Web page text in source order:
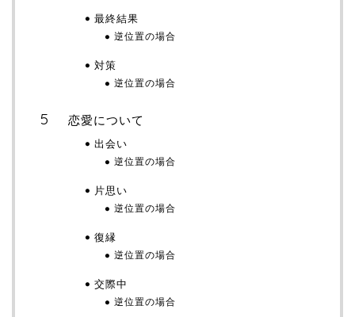
最終結果
逆位置の場合
対策
逆位置の場合
恋愛について
出会い
逆位置の場合
片思い
逆位置の場合
復縁
逆位置の場合
交際中
逆位置の場合